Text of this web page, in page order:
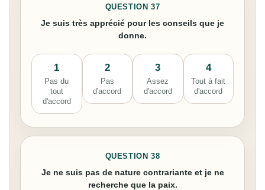
QUESTION 37
Je suis très apprécié pour les conseils que je
donne.
1
Pas du
tout
d'accord
2
Pas
d'accord
3
Assez
d'accord
4
Tout à fait
d'accord
QUESTION 38
Je ne suis pas de nature contrariante et je ne
recherche que la paix.